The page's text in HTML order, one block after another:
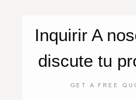
Inquirir A
discute tu
GET A FREE